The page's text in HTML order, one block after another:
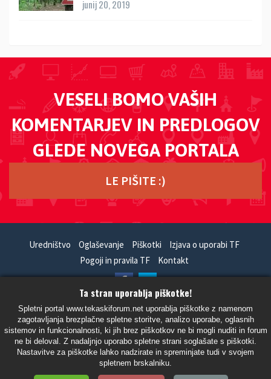
junij 20, 2019
VESELI BOMO VAŠIH
KOMENTARJEV IN PREDLOGOV
GLEDE NOVEGA PORTALA
LE PIŠITE :)
Uredništvo Oglaševanje Piškotki
Izjava o uporabi TF
Pogoji in pravila TF
Kontakt
HandCrafted With - Powered By
- Vsi časi so UTC+02:00 Evropa/Ljubljana -
Ta stran uporablja piškotke!
Spletni portal www.tekaskiforum.net uporablja piškotke z namenom
zagotavljanja brezplačne spletne storitve, analizo uporabe, oglasnih
sistemov in funkcionalnosti, ki jih brez piškotkov ne bi mogli nuditi in forum
ne bi deloval. Z nadaljnjo uporabo spletne strani soglašate s piškotki.
Nastavitve za piškotke lahko nadzirate in spreminjate tudi v svojem
spletnem brskalniku.